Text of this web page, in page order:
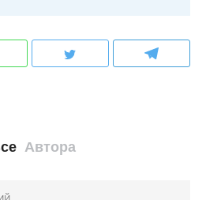
Автора